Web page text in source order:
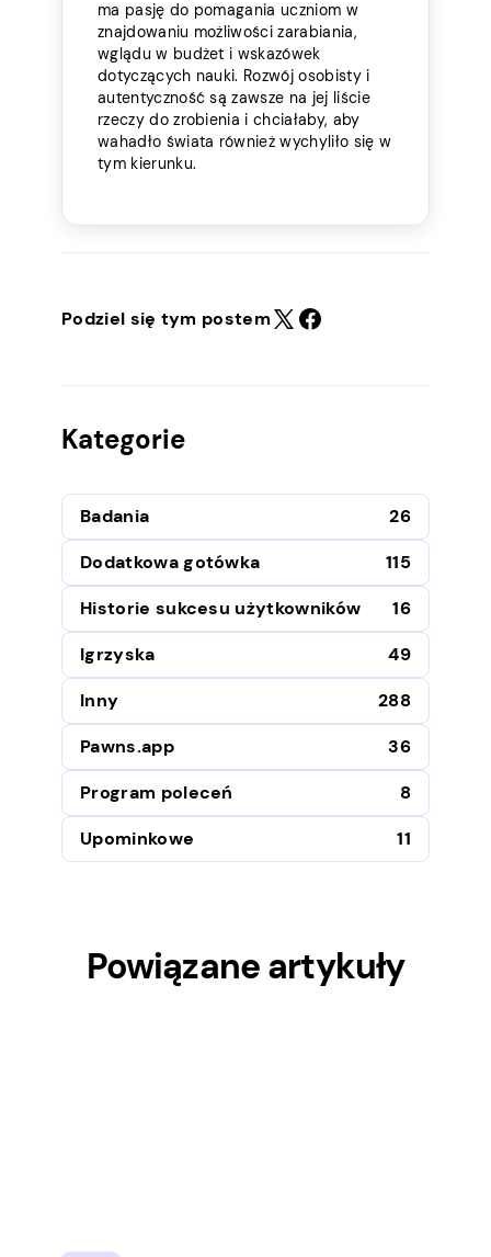
ma pasję do pomagania uczniom w
znajdowaniu możliwości zarabiania,
wglądu w budżet i wskazówek
dotyczących nauki. Rozwój osobisty i
autentyczność są zawsze na jej liście
rzeczy do zrobienia i chciałaby, aby
wahadło świata również wychyliło się w
tym kierunku.
Podziel się tym postem
Kategorie
Badania
26
Dodatkowa gotówka
115
Historie sukcesu użytkowników
16
Igrzyska
49
Inny
288
Pawns.app
36
Program poleceń
8
Upominkowe
11
Powiązane artykuły